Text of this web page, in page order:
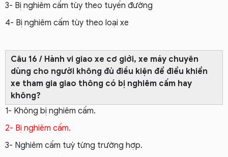
3- Bị nghiêm cấm tùy theo tuyến đường
4- Bị nghiêm cấm tùy theo loại xe
Câu 16 / Hành vi giao xe cơ giới, xe máy chuyên
dùng cho người không đủ điều kiện để điểu khiển
xe tham gia giao thông có bị nghiêm cấm hay
không?
1- Không bị nghiêm cấm.
2- Bị nghiêm cấm.
3- Nghiêm cấm tuỳ từng trường hợp.